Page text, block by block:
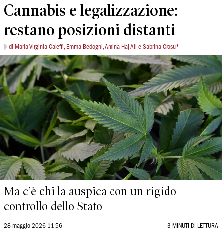
Cannabis e legalizzazione:
restano posizioni distanti
di Maria Virginia Caleffi, Emma Bedogni, Amina Haj Ali e Sabrina Grosu*
Ma c’è chi la auspica con un rigido
controllo dello Stato
28 maggio 2026 11:56 3 MINUTI DI LETTURA